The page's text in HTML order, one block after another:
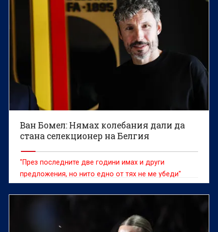
Ван Бомел: Нямах колебания дали да
стана селекционер на Белгия
"През последните две години имах и други
предложения, но нито едно от тях не ме убеди"